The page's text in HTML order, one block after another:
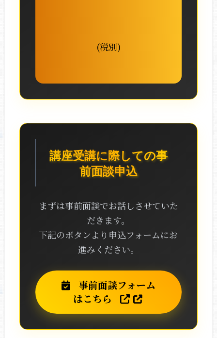
(税別)
講座受講に際しての事
前面談申込
まずは事前面談でお話しさせていた
だきます。
下記のボタンより申込フォームにお
進みください。
事前面談フォーム
はこちら